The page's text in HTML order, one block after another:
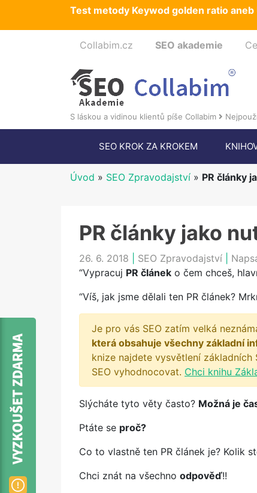
Test metody Keywod golden ratio
Collabim.cz SEO akademie
S láskou a vidinou klientů píše Collabim
SEO KROK ZA KROKEM
Úvod » SEO Zpravodajství » PR články
PR články jako
26. 6. 2018 SEO Zpravodajství
“Vypracuj PR článek o čem chceš,
“Víš, jak jsme dělali ten PR článek?
Je pro vás SEO zatím velká
která obsahuje všechny základní
knize najdete vysvětlení
SEO vyhodnocovat. Chci knihu
Slýcháte tyto věty často? Možná je
Ptáte se proč?
Co to vlastně ten PR článek je? Kolik
Chci znát na všechno odpověď!!